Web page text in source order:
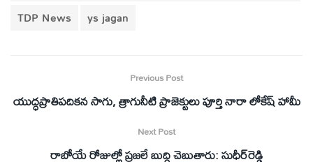
TDP News
ys jagan
Previous Post
యుద్ధప్రాతిపదికన సాగు, త్రాగునీటి ప్రాజెక్టులు పూర్తి నారా లోకేష్ హామీ
Next Post
రాబోయే రోజుల్లో ప్రజలే బుద్ధి చెబుతారు: సుధీర్‌రెడ్డి